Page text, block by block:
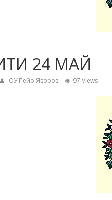
24 МАЙ
ОУ Пейо Яворов 97 Views